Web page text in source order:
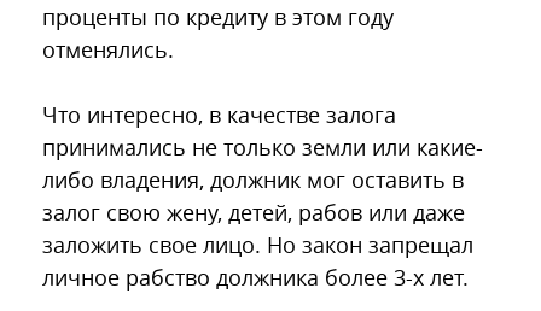
проценты по кредиту в этом году
отменялись.
Что интересно, в качестве залога
принимались не только земли или какие-
либо владения, должник мог оставить в
залог свою жену, детей, рабов или даже
заложить свое лицо. Но закон запрещал
личное рабство должника более 3-х лет.